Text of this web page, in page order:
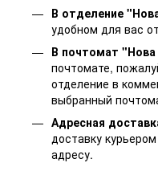
В отделение
удобном для вас
В почтомат
почтомате,
отделение в
выбранный
Адресная
доставку
адресу.